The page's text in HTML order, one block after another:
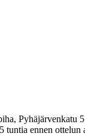
tuntia ennen ottelun